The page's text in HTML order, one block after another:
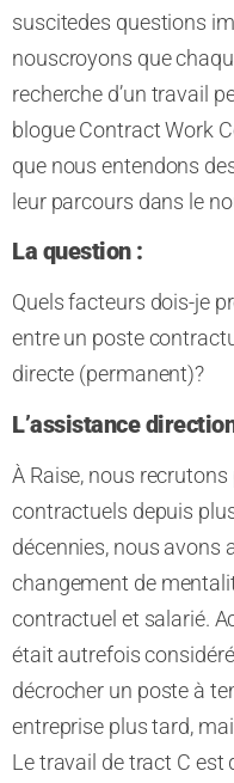
suscitedes questions
nouscroyons que
recherche d’un travail
blogue Contract Work
que nous entendons
leur parcours dans le
La question :
Quels facteurs dois-je
entre un poste
directe (permanent)?
L’assistance
À Raise, nous
contractuels depuis
décennies, nous avons
changement de
contractuel et salarié.
était autrefois
décrocher un poste à
entreprise plus tard,
Le travail de tract C est